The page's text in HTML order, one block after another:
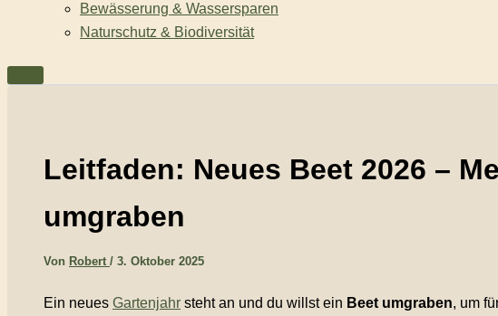
Bewässerung & Wassersparen
Naturschutz & Biodiversität
Leitfaden: Neues Beet 2026 –
umgraben
Von Robert / 3. Oktober 2025
Ein neues Gartenjahr steht an und du willst ein Beet umgraben, um